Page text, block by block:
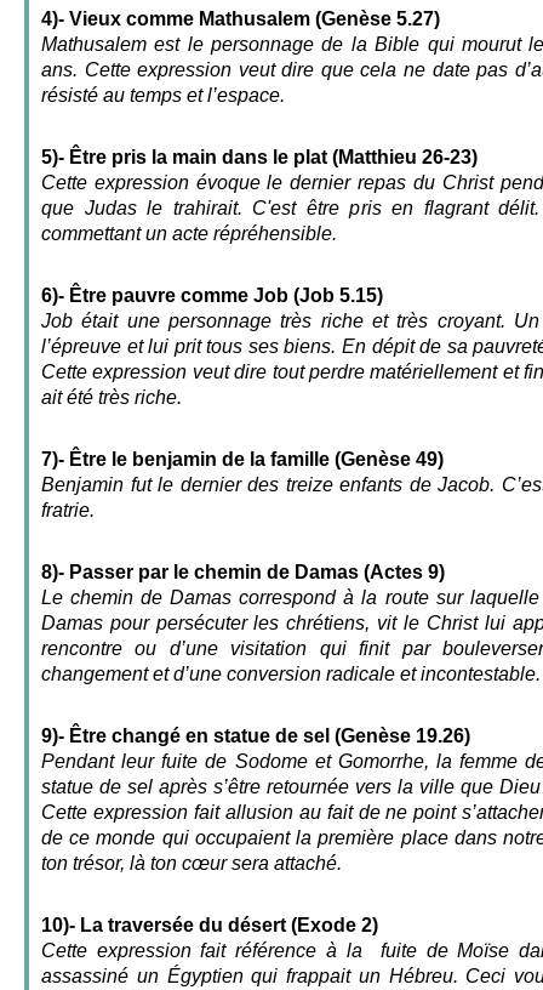
4)- Vieux comme Mathusalem (Genèse 5.27)
Mathusalem est le personnage de la Bible qui mourut
ans. Cette expression veut dire que cela ne date pas
résisté au temps et l’espace.
5)- Être pris la main dans le plat (Matthieu 26-23)
Cette expression évoque le dernier repas du Christ
que Judas le trahirait. C'est être pris en flagrant
commettant un acte répréhensible.
6)- Être pauvre comme Job (Job 5.15)
Job était une personnage très riche et très croyant.
l’épreuve et lui prit tous ses biens. En dépit de sa
Cette expression veut dire tout perdre matériellement et
ait été très riche.
7)- Être le benjamin de la famille (Genèse 49)
Benjamin fut le dernier des treize enfants de Jacob.
fratrie.
8)- Passer par le chemin de Damas (Actes 9)
Le chemin de Damas correspond à la route sur
Damas pour persécuter les chrétiens, vit le Christ lui
rencontre ou d’une visitation qui finit par
changement et d’une conversion radicale et incontestable.
9)- Être changé en statue de sel (Genèse 19.26)
Pendant leur fuite de Sodome et Gomorrhe, la femme
statue de sel après s’être retournée vers la ville que
Cette expression fait allusion au fait de ne point
de ce monde qui occupaient la première place dans
ton trésor, là ton cœur sera attaché.
10)- La traversée du désert (Exode 2)
Cette expression fait référence à la fuite de Moïse
assassiné un Égyptien qui frappait un Hébreu. Ceci